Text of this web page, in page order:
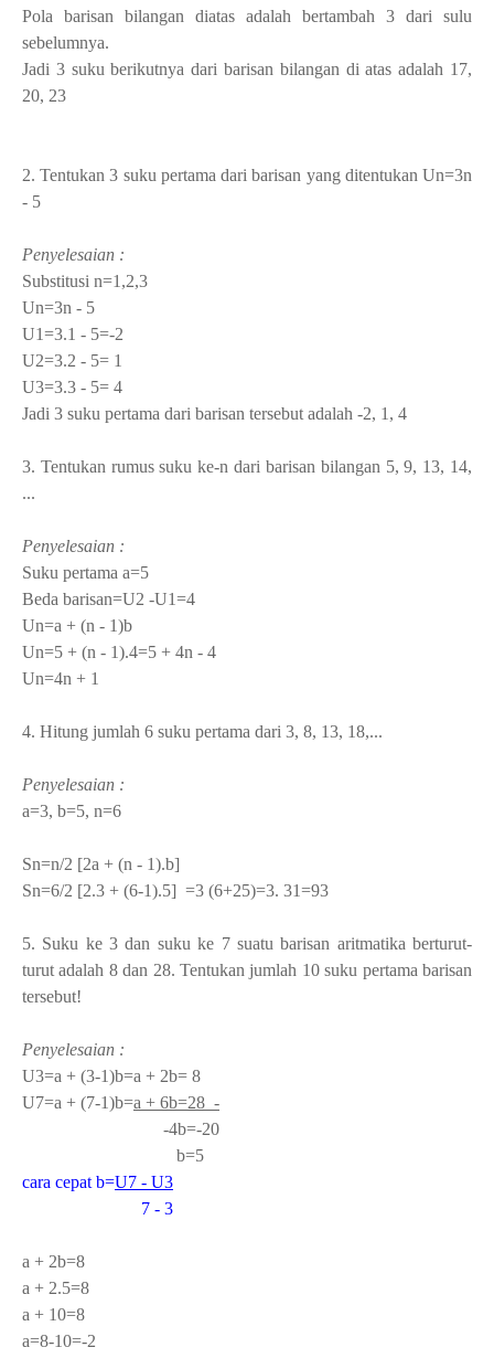
Pola barisan bilangan diatas adalah bertambah 3 dari sulu
sebelumnya.
Jadi 3 suku berikutnya dari barisan bilangan di atas adalah 17,
20, 23
2. Tentukan 3 suku pertama dari barisan yang ditentukan Un=3n
- 5
Penyelesaian :
Substitusi n=1,2,3
Un=3n - 5
U1=3.1 - 5=-2
U2=3.2 - 5= 1
U3=3.3 - 5= 4
Jadi 3 suku pertama dari barisan tersebut adalah -2, 1, 4
3. Tentukan rumus suku ke-n dari barisan bilangan 5, 9, 13, 14,
...
Penyelesaian :
Suku pertama a=5
Beda barisan=U2 -U1=4
Un=a + (n - 1)b
Un=5 + (n - 1).4=5 + 4n - 4
Un=4n + 1
4. Hitung jumlah 6 suku pertama dari 3, 8, 13, 18,...
Penyelesaian :
a=3, b=5, n=6
Sn=n/2 [2a + (n - 1).b]
Sn=6/2 [2.3 + (6-1).5] =3 (6+25)=3. 31=93
5. Suku ke 3 dan suku ke 7 suatu barisan aritmatika berturut-
turut adalah 8 dan 28. Tentukan jumlah 10 suku pertama barisan
tersebut!
Penyelesaian :
U3=a + (3-1)b=a + 2b= 8
U7=a + (7-1)b=a + 6b=28 -
-4b=-20
b=5
cara cepat b=U7 - U3
7 - 3
a + 2b=8
a + 2.5=8
a + 10=8
a=8-10=-2